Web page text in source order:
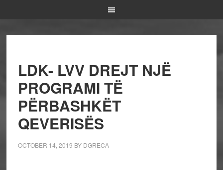
LDK- LVV DREJT NJË
PROGRAMI TË
PËRBASHKËT
QEVERISËS
OCTOBER 14, 2019 BY DGRECA